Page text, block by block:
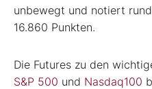
unbewegt und notiert
16.860 Punkten.
Die Futures zu den
S&P 500 und Nasdaq100